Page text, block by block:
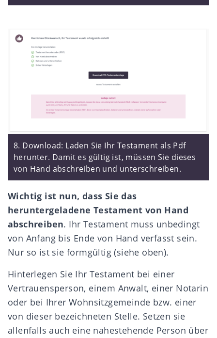
8. Download: Laden Sie Ihr Testament als Pdf
herunter. Damit es gültig ist, müssen Sie dieses
von Hand abschreiben und unterschreiben.
Wichtig ist nun, dass Sie das
heruntergeladene Testament von Hand
abschreiben. Ihr Testament muss unbedingt
von Anfang bis Ende von Hand verfasst sein.
Nur so ist sie formgültig (siehe oben).
Hinterlegen Sie Ihr Testament bei einer
Vertrauensperson, einem Anwalt, einer Notarin
oder bei Ihrer Wohnsitzgemeinde bzw. einer
von dieser bezeichneten Stelle. Setzen sie
allenfalls auch eine nahestehende Person über